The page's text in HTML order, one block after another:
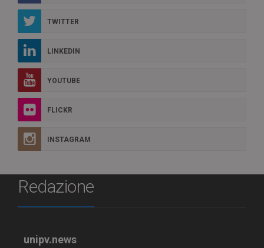
TWITTER
LINKEDIN
YOUTUBE
FLICKR
INSTAGRAM
Redazione
unipv.news